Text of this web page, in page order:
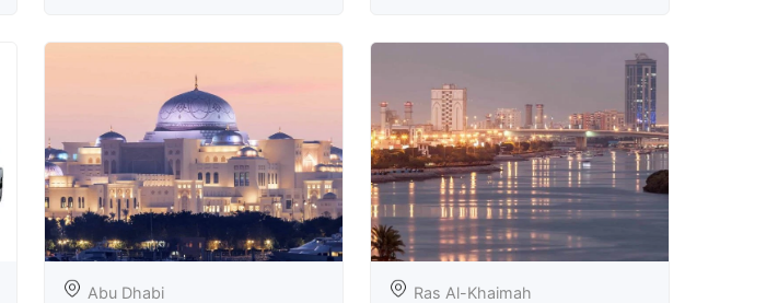
Abu Dhabi Ras Al-Khaimah